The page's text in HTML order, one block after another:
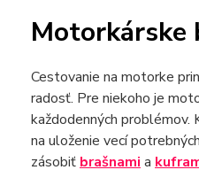
Motorkárske
Cestovanie na motorke
radosť. Pre niekoho je
každodenných
na uloženie vecí
zásobiť brašnami a